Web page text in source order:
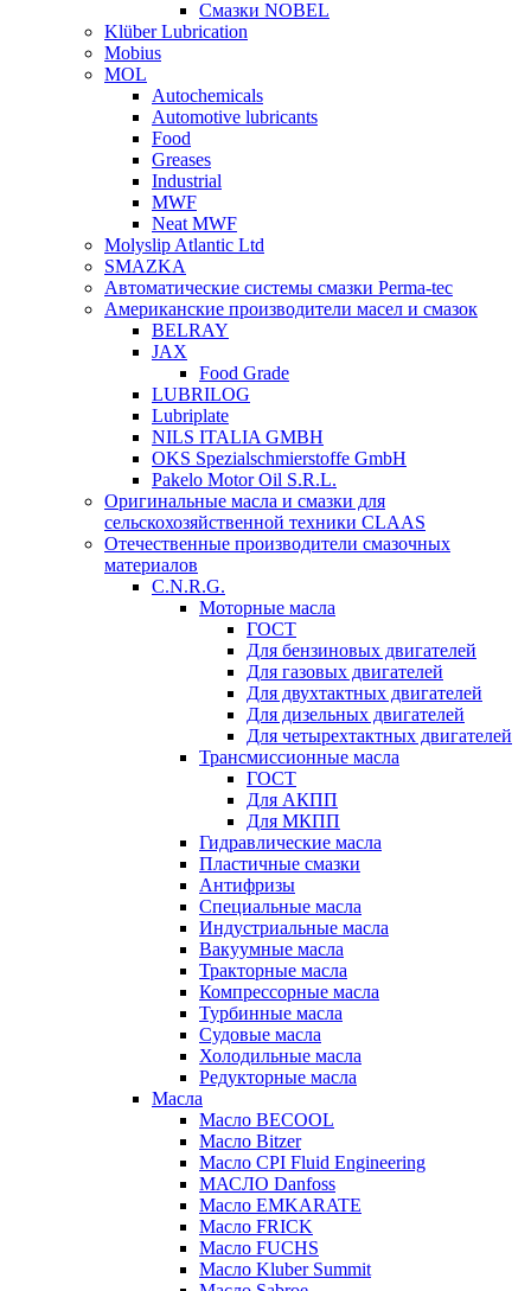
Смазки NOBEL
Klüber Lubrication
Mobius
MOL
Autochemicals
Automotive lubricants
Food
Greases
Industrial
MWF
Neat MWF
Molyslip Atlantic Ltd
SMAZKA
Автоматические системы смазки Perma-tec
Американские производители масел и смазок
BELRAY
JAX
Food Grade
LUBRILOG
Lubriplate
NILS ITALIA GMBH
OKS Spezialschmierstoffe GmbH
Pakelo Motor Oil S.R.L.
Оригинальные масла и смазки для
сельскохозяйственной техники CLAAS
Отечественные производители смазочных
материалов
C.N.R.G.
Моторные масла
ГОСТ
Для бензиновых двигателей
Для газовых двигателей
Для двухтактных двигателей
Для дизельных двигателей
Для четырехтактных двигателей
Трансмиссионные масла
ГОСТ
Для АКПП
Для МКПП
Гидравлические масла
Пластичные смазки
Антифризы
Специальные масла
Индустриальные масла
Вакуумные масла
Тракторные масла
Компрессорные масла
Турбинные масла
Судовые масла
Холодильные масла
Редукторные масла
Масла
Масло BECOOL
Масло Bitzer
Масло CPI Fluid Engineering
МАСЛО Danfoss
Масло EMKARATE
Масло FRICK
Масло FUCHS
Масло Kluber Summit